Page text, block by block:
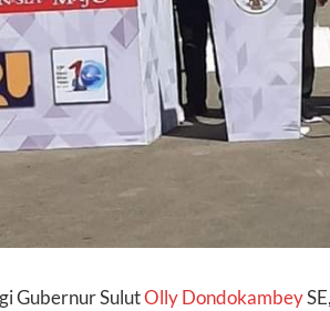
Gubernur SulutOlly Dondokambey